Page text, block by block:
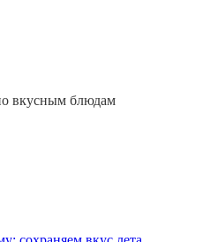
вкусным блюдам